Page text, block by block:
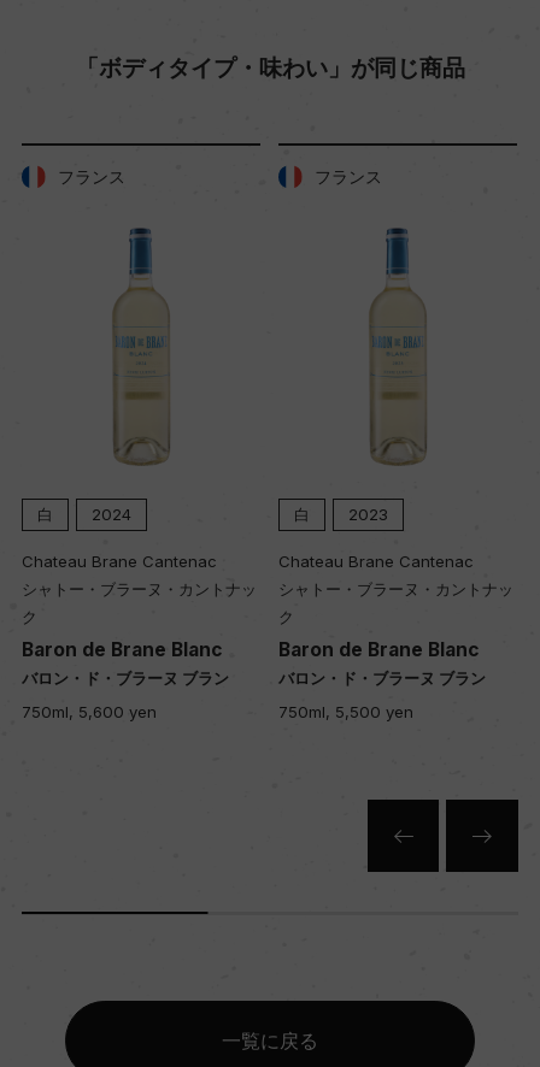
土壌
品質分類・原産地呼称
A.O.P.コート・ド・プロヴァンス
12
色
白
「ボディタイプ・味わい」が同じ商品
フランス
白 2024
Chateau Brane Cantenac
シャトー・ブラーヌ・カントナッ
ク
Baron de Brane Blanc
バロン・ド・ブラーヌ ブラン
750ml, 5,600 yen
フランス
白 2023
Chateau Brane Cantenac
シャトー・ブラーヌ・カントナッ
ク
Baron de Brane Blanc
バロン・ド・ブラーヌ ブラン
750ml, 5,500 yen
一覧に戻る